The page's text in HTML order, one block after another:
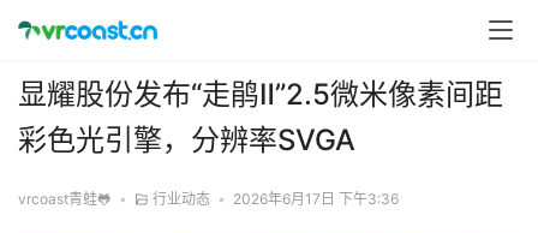
显耀股份发布“走鹃Ⅱ”2.5微米像素间距
彩色光引擎，分辨率SVGA
vrcoast青蛙🐸 • 行业动态 • 2026年6月17日 下午3:36